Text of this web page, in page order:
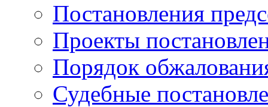
Постановления
Проекты
Порядок
Судебные